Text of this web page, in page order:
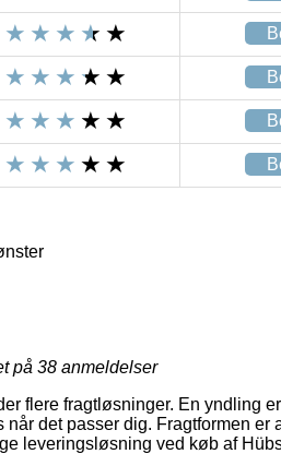
på 38 anmeldelser
flere fragtløsninger. En yndling
det passer dig. Fragtformen
leveringsløsning ved køb af